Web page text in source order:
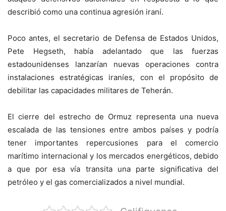
describió como una continua agresión iraní.
Poco antes, el secretario de Defensa de Estados Unidos,
Pete Hegseth, había adelantado que las fuerzas
estadounidenses lanzarían nuevas operaciones contra
instalaciones estratégicas iraníes, con el propósito de
debilitar las capacidades militares de Teherán.
El cierre del estrecho de Ormuz representa una nueva
escalada de las tensiones entre ambos países y podría
tener importantes repercusiones para el comercio
marítimo internacional y los mercados energéticos, debido
a que por esa vía transita una parte significativa del
petróleo y el gas comercializados a nivel mundial.